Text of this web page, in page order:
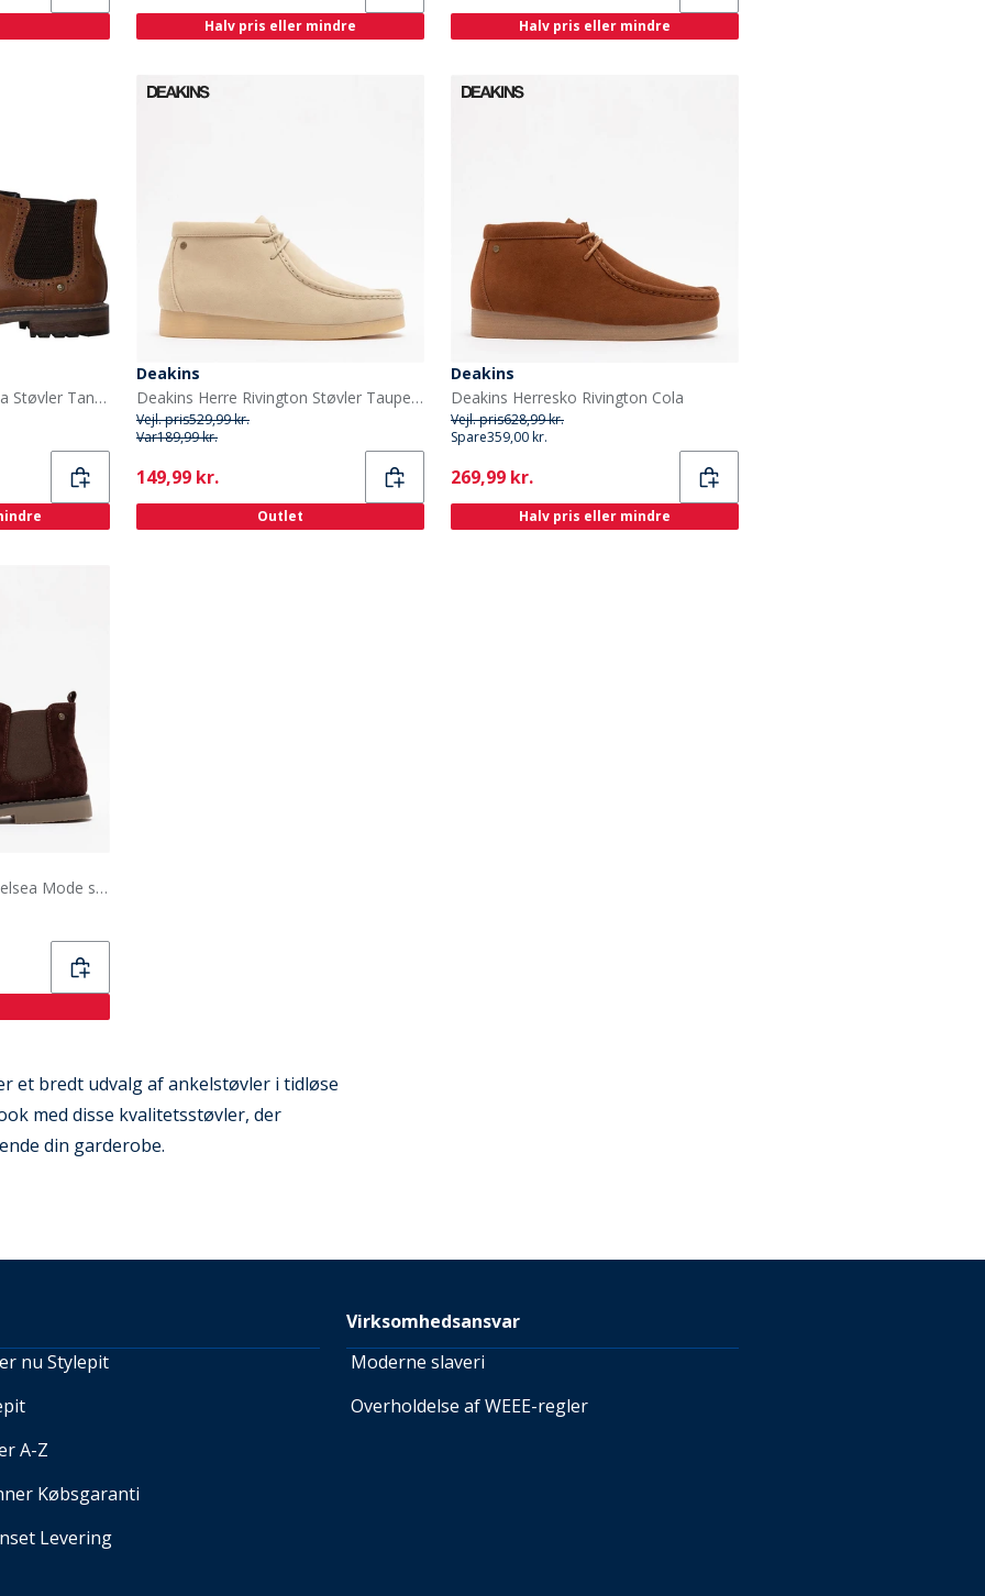
Halv pris eller mindre Halv pris eller mindre
Deakins Herresko Chelsea Støvler Tan Eastside Brogue
Deakins
Deakins Herre Rivington Støvler Taupe Sand Ruskind
Vejl. pris529,99 kr.
Var189,99 kr.
Current
149,99 kr.
Outlet
Deakins
Deakins Herresko Rivington Cola
Vejl. pris628,99 kr.
Spare359,00 kr.
Current
269,99 kr.
Halv pris eller mindre
Deakins Herre Morley Chelsea Mode støvler Chokoladebrun
et bredt udvalg af ankelstøvler i tidløse
med disse kvalitetsstøvler, der
din garderobe.
nu Stylepit
A-Z
Købsgaranti
Levering
Virksomhedsansvar
Moderne slaveri
Overholdelse af WEEE-regler